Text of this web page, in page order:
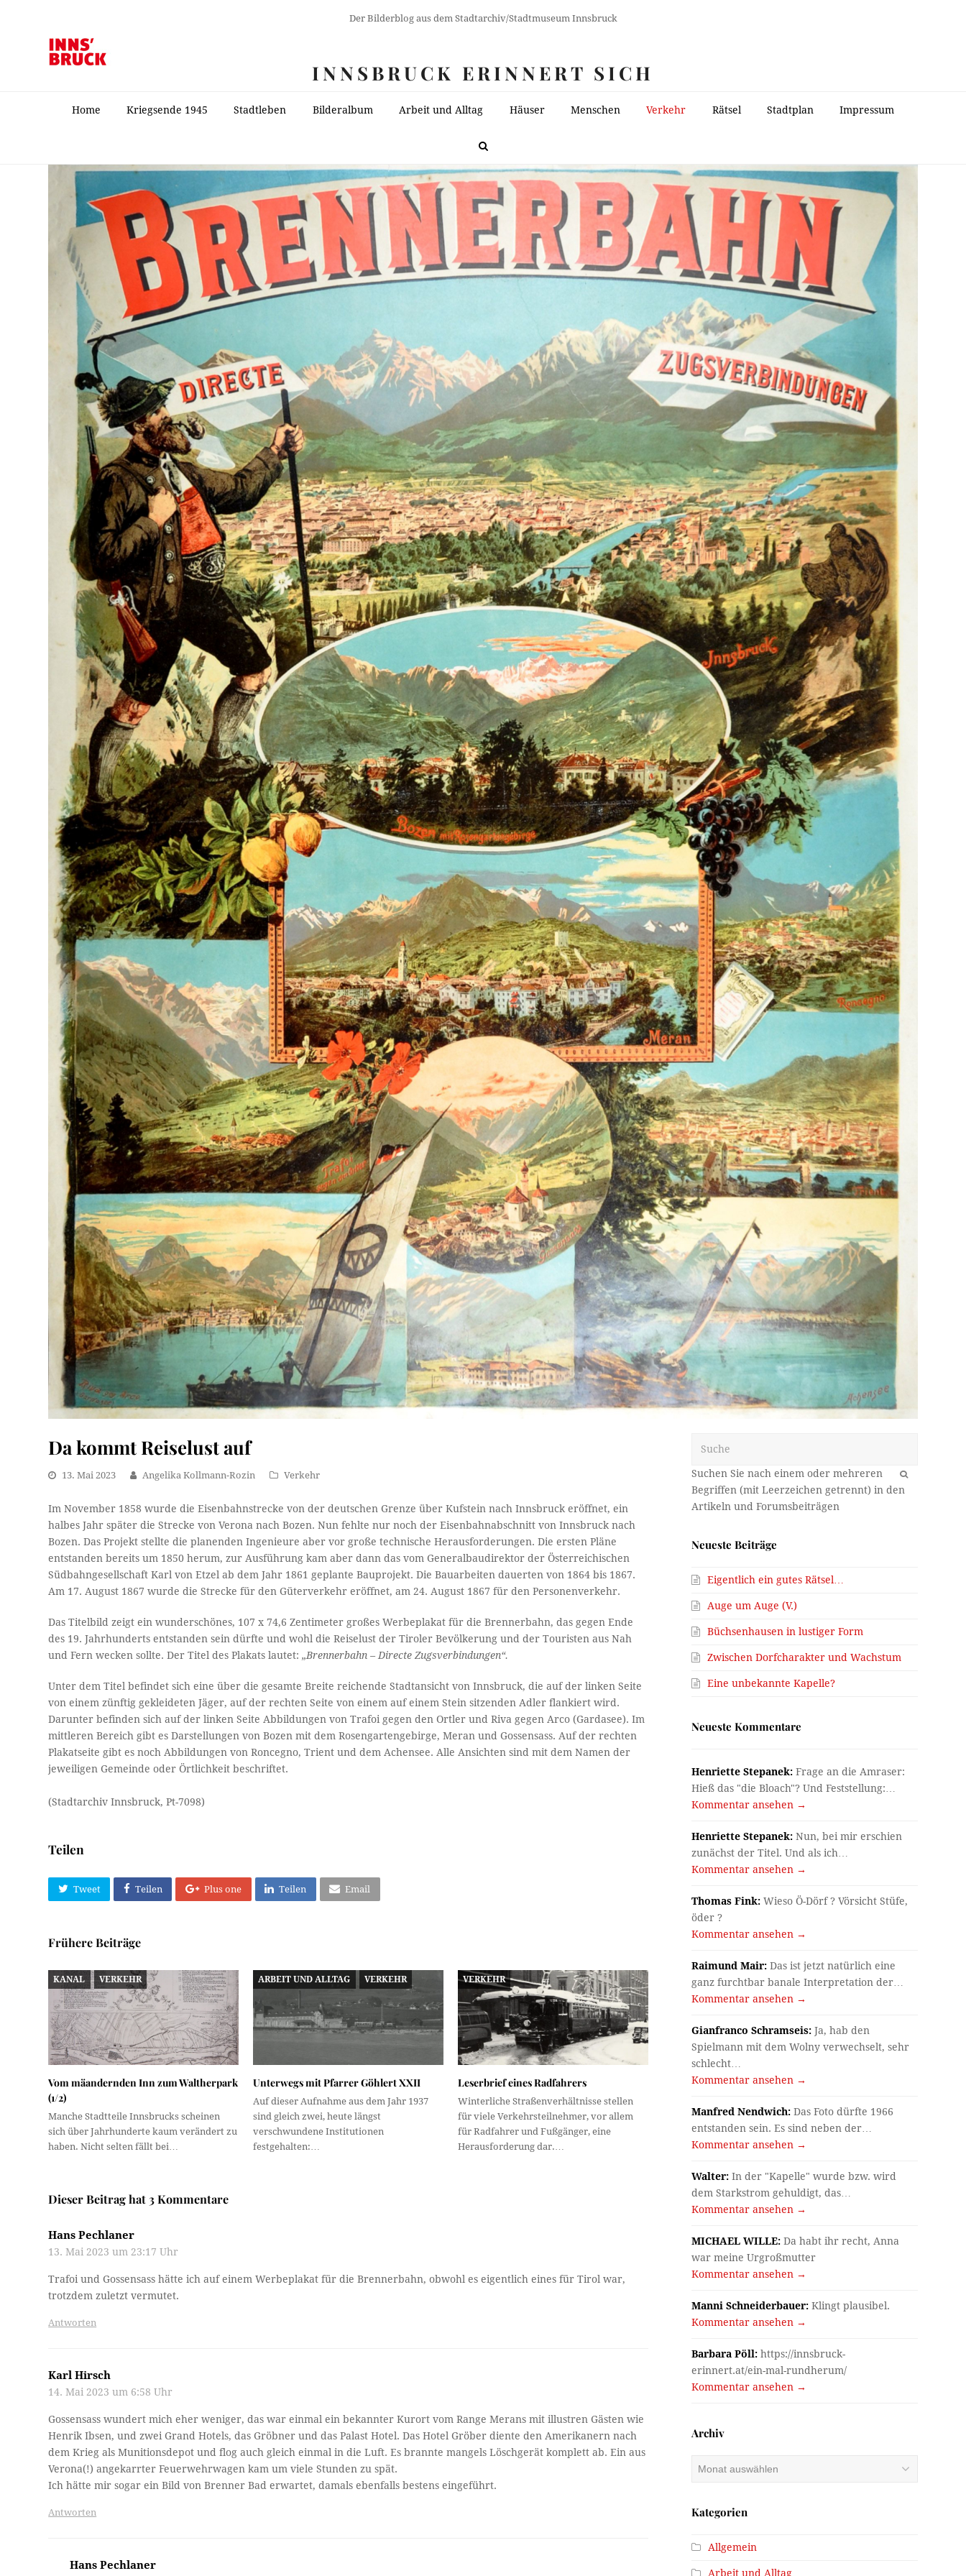
Der Bilderblog aus dem Stadtarchiv/Stadtmuseum Innsbruck
INNSBRUCK ERINNERT SICH
Home Kriegsende 1945 Stadtleben Bilderalbum Arbeit und Alltag Häuser Menschen Verkehr Rätsel Stadtplan Impressum
Da kommt Reiselust auf
13. Mai 2023 Angelika Kollmann-Rozin Verkehr
Im November 1858 wurde die Eisenbahnstrecke von der deutschen Grenze über Kufstein nach Innsbruck eröffnet, ein
halbes Jahr später die Strecke von Verona nach Bozen. Nun fehlte nur noch der Eisenbahnabschnitt von Innsbruck nach
Bozen. Das Projekt stellte die planenden Ingenieure aber vor große technische Herausforderungen. Die ersten Pläne
entstanden bereits um 1850 herum, zur Ausführung kam aber dann das vom Generalbaudirektor der Österreichischen
Südbahngesellschaft Karl von Etzel ab dem Jahr 1861 geplante Bauprojekt. Die Bauarbeiten dauerten von 1864 bis 1867.
Am 17. August 1867 wurde die Strecke für den Güterverkehr eröffnet, am 24. August 1867 für den Personenverkehr.
Das Titelbild zeigt ein wunderschönes, 107 x 74,6 Zentimeter großes Werbeplakat für die Brennerbahn, das gegen Ende
des 19. Jahrhunderts entstanden sein dürfte und wohl die Reiselust der Tiroler Bevölkerung und der Touristen aus Nah
und Fern wecken sollte. Der Titel des Plakats lautet:„Brennerbahn – Directe Zugsverbindungen“.
Unter dem Titel befindet sich eine über die gesamte Breite reichende Stadtansicht von Innsbruck, die auf der linken Seite
von einem zünftig gekleideten Jäger, auf der rechten Seite von einem auf einem Stein sitzenden Adler flankiert wird.
Darunter befinden sich auf der linken Seite Abbildungen von Trafoi gegen den Ortler und Riva gegen Arco (Gardasee). Im
mittleren Bereich gibt es Darstellungen von Bozen mit dem Rosengartengebirge, Meran und Gossensass. Auf der rechten
Plakatseite gibt es noch Abbildungen von Roncegno, Trient und dem Achensee. Alle Ansichten sind mit dem Namen der
jeweiligen Gemeinde oder Örtlichkeit beschriftet.
(Stadtarchiv Innsbruck, Pt-7098)
Teilen
Tweet Teilen Plus one Teilen Email
Frühere Beiträge
KANAL VERKEHR
Vom mäandernden Inn zum Waltherpark
(1/2)
Manche Stadtteile Innsbrucks scheinen
sich über Jahrhunderte kaum verändert zu
haben. Nicht selten fällt bei…
ARBEIT UND ALLTAG VERKEHR
Unterwegs mit Pfarrer Göhlert XXII
Auf dieser Aufnahme aus dem Jahr 1937
sind gleich zwei, heute längst
verschwundene Institutionen
festgehalten:…
VERKEHR
Leserbrief eines Radfahrers
Winterliche Straßenverhältnisse stellen
für viele Verkehrsteilnehmer, vor allem
für Radfahrer und Fußgänger, eine
Herausforderung dar.…
Dieser Beitrag hat 3 Kommentare
Hans Pechlaner
13. Mai 2023 um 23:17 Uhr
Trafoi und Gossensass hätte ich auf einem Werbeplakat für die Brennerbahn, obwohl es eigentlich eines für Tirol war,
trotzdem zuletzt vermutet.
Antworten
Karl Hirsch
14. Mai 2023 um 6:58 Uhr
Gossensass wundert mich eher weniger, das war einmal ein bekannter Kurort vom Range Merans mit illustren Gästen wie
Henrik Ibsen, und zwei Grand Hotels, das Gröbner und das Palast Hotel. Das Hotel Gröber diente den Amerikanern nach
dem Krieg als Munitionsdepot und flog auch gleich einmal in die Luft. Es brannte mangels Löschgerät komplett ab. Ein aus
Verona(!) angekarrter Feuerwehrwagen kam um viele Stunden zu spät.
Ich hätte mir sogar ein Bild von Brenner Bad erwartet, damals ebenfalls bestens eingeführt.
Antworten
Hans Pechlaner
OK
Neueste Beiträge
Eigentlich ein gutes Rätsel…
Auge um Auge (V.)
Büchsenhausen in lustiger Form
Zwischen Dorfcharakter und Wachstum
Eine unbekannte Kapelle?
Neueste Kommentare
Henriette Stepanek: Frage an die Amraser:
Hieß das "die Bloach"? Und Feststellung:…
Kommentar ansehen →
Henriette Stepanek: Nun, bei mir erschien
zunächst der Titel. Und als ich…
Kommentar ansehen →
Thomas Fink: Wieso Ö-Dörf ? Vörsicht Stüfe,
öder ?
Kommentar ansehen →
Raimund Mair: Das ist jetzt natürlich eine
ganz furchtbar banale Interpretation der…
Kommentar ansehen →
Gianfranco Schramseis: Ja, hab den
Spielmann mit dem Wolny verwechselt, sehr
schlecht…
Kommentar ansehen →
Manfred Nendwich: Das Foto dürfte 1966
entstanden sein. Es sind neben der…
Kommentar ansehen →
Walter: In der "Kapelle" wurde bzw. wird
dem Starkstrom gehuldigt, das…
Kommentar ansehen →
MICHAEL WILLE: Da habt ihr recht, Anna
war meine Urgroßmutter
Kommentar ansehen →
Manni Schneiderbauer: Klingt plausibel.
Kommentar ansehen →
Barbara Pöll: https://innsbruck-
erinnert.at/ein-mal-rundherum/
Kommentar ansehen →
Archiv
Kategorien
Allgemein
Arbeit und Alltag